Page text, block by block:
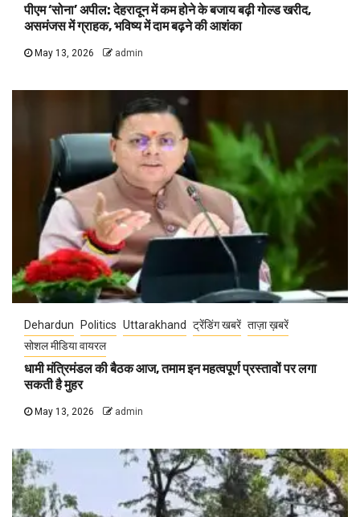
पीएम ‘सोना’ अपील: देहरादून में कम होने के बजाय बढ़ी गोल्ड खरीद,
असमंजस में ग्राहक, भविष्य में दाम बढ़ने की आशंका
May 13, 2026 admin
Dehardun Politics Uttarakhand ट्रेंडिंग खबरें ताज़ा ख़बरें
सोशल मीडिया वायरल
धामी मंत्रिमंडल की बैठक आज, तमाम इन महत्वपूर्ण प्रस्तावों पर लगा
सकती है मुहर
May 13, 2026 admin